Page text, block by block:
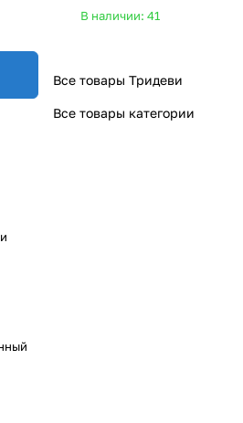
В наличии: 41
Все товары Тридеви
Все товары категории